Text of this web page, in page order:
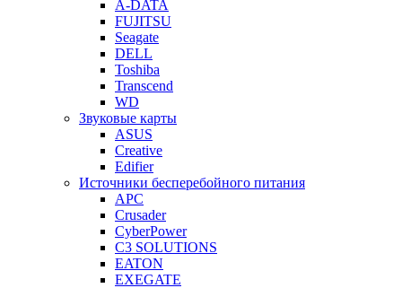
A-DATA
FUJITSU
Seagate
DELL
Toshiba
Transcend
WD
Звуковые карты
ASUS
Creative
Edifier
Источники бесперебойного питания
APC
Crusader
CyberPower
C3 SOLUTIONS
EATON
EXEGATE